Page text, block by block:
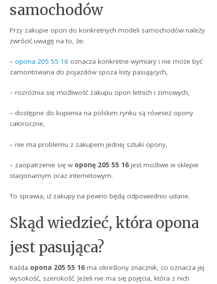
samochodów
Przy zakupie opon do konkretnych modeli samochodów należy
zwrócić uwagę na to, że:
–opona 205 55 16 oznacza konkretne wymiary i nie może być
zamontowana do pojazdów spoza listy pasujących,
– rozróżnia się możliwość zakupu opon letnich i zimowych,
– dostępne do kupienia na polskim rynku są również opony
całoroczne,
– nie ma problemu z zakupem jednej sztuki opony,
– zaopatrzenie się w oponę 205 55 16 jest możliwe w sklepie
stacjonarnym oraz internetowym.
To sprawia, iż zakupy na pewno będą odpowiednio udane.
Skąd wiedzieć, która opona
jest pasująca?
Każda opona 205 55 16 ma określony znacznik, co oznacza jej
wysokość, szerokość. Jeżeli nie ma się pojęcia, która z nich